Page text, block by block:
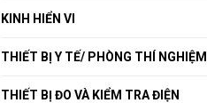
KINH HIỂN VI
THIẾT BỊ Y TẾ/ PHÒNG THÍ NGHIỆM
THIẾT BỊ ĐO VÀ KIỂM TRA ĐIỆN